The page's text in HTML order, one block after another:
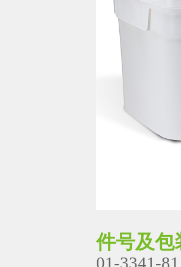
件号及包